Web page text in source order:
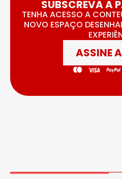
SUBSCREVA A
TENHA ACESSO A
NOVO ESPAÇO
ASSINE